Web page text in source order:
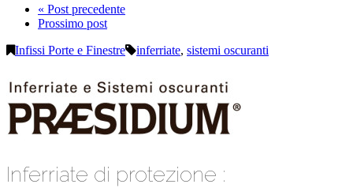
« Post precedente
Prossimo post
Infissi Porte e Finestre
inferriate, sistemi oscuranti
Inferriate di protezione :